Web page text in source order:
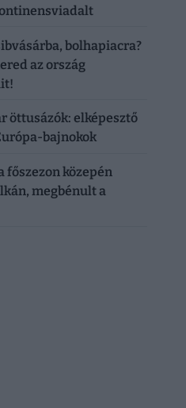
bolhapiacra?
az ország
öttusázók: elképesztő
bajnokok
főszezon közepén
megbénult a